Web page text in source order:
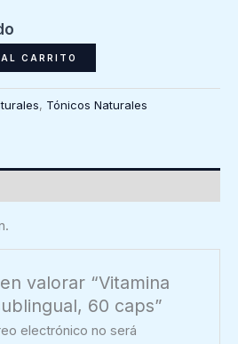
CARRITO
, Tónicos Naturales
valorar “Vitamina
60 caps”
electrónico no será